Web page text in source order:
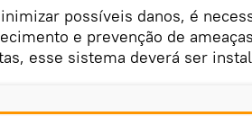
possíveis danos, é
e prevenção de
esse sistema deverá ser